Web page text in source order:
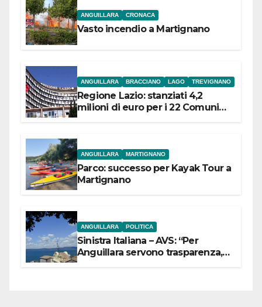
ANGUILLARA CRONACA
Vasto incendio a Martignano
ANGUILLARA BRACCIANO LAGO TREVIGNANO
Regione Lazio: stanziati 4,2
milioni di euro per i 22 Comuni
ANGUILLARA MARTIGNANO
Parco: successo per Kayak Tour a
Martignano
ANGUILLARA POLITICA
Sinistra Italiana – AVS: “Per
Anguillara servono trasparenza,